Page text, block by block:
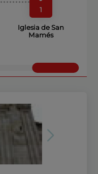
1
Iglesia de San
Mamés